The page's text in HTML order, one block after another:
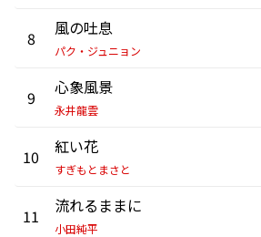
8 風の吐息
パク・ジュニョン
9 心象風景
永井龍雲
10 紅い花
すぎもとまさと
11 流れるままに
小田純平